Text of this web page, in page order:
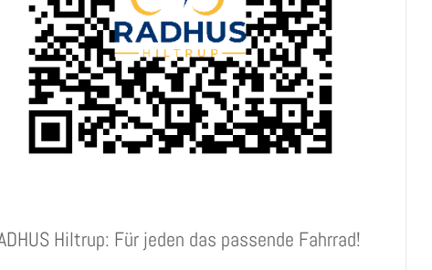
Hiltrup: Für jeden das passende Fahrrad!